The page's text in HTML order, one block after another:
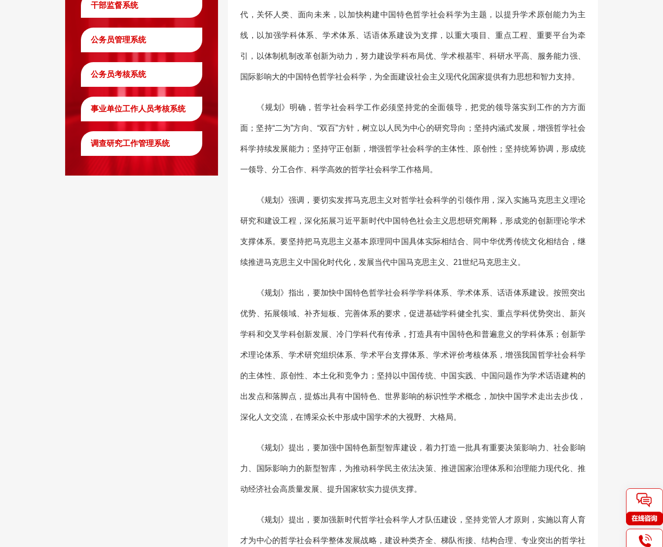
干部监督系统
公务员管理系统
公务员考核系统
事业单位工作人员考核系统
调查研究工作管理系统
代，关怀人类、面向未来，以加快构建中国特色哲学社会科学为主题，以提升学术原创能力为主
线，以加强学科体系、学术体系、话语体系建设为支撑，以重大项目、重点工程、重要平台为牵
引，以体制机制改革创新为动力，努力建设学科布局优、学术根基牢、科研水平高、服务能力强、
国际影响大的中国特色哲学社会科学，为全面建设社会主义现代化国家提供有力思想和智力支持。
《规划》明确，哲学社会科学工作必须坚持党的全面领导，把党的领导落实到工作的方方面
面；坚持“二为”方向、“双百”方针，树立以人民为中心的研究导向；坚持内涵式发展，增强哲学社会
科学持续发展能力；坚持守正创新，增强哲学社会科学的主体性、原创性；坚持统筹协调，形成统
一领导、分工合作、科学高效的哲学社会科学工作格局。
《规划》强调，要切实发挥马克思主义对哲学社会科学的引领作用，深入实施马克思主义理论
研究和建设工程，深化拓展习近平新时代中国特色社会主义思想研究阐释，形成党的创新理论学术
支撑体系。要坚持把马克思主义基本原理同中国具体实际相结合、同中华优秀传统文化相结合，继
续推进马克思主义中国化时代化，发展当代中国马克思主义、21世纪马克思主义。
《规划》指出，要加快中国特色哲学社会科学学科体系、学术体系、话语体系建设。按照突出
优势、拓展领域、补齐短板、完善体系的要求，促进基础学科健全扎实、重点学科优势突出、新兴
学科和交叉学科创新发展、冷门学科代有传承，打造具有中国特色和普遍意义的学科体系；创新学
术理论体系、学术研究组织体系、学术平台支撑体系、学术评价考核体系，增强我国哲学社会科学
的主体性、原创性、本土化和竞争力；坚持以中国传统、中国实践、中国问题作为学术话语建构的
出发点和落脚点，提炼出具有中国特色、世界影响的标识性学术概念，加快中国学术走出去步伐，
深化人文交流，在博采众长中形成中国学术的大视野、大格局。
《规划》提出，要加强中国特色新型智库建设，着力打造一批具有重要决策影响力、社会影响
力、国际影响力的新型智库，为推动科学民主依法决策、推进国家治理体系和治理能力现代化、推
动经济社会高质量发展、提升国家软实力提供支撑。
《规划》提出，要加强新时代哲学社会科学人才队伍建设，坚持党管人才原则，实施以育人育
才为中心的哲学社会科学整体发展战略，建设种类齐全、梯队衔接、结构合理、专业突出的哲学社